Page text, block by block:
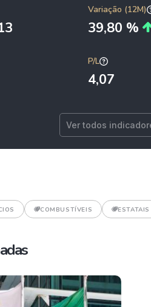
Variação (12M)
39,80 %
P/L
4,07
Ver todos
COMBUSTÍVEIS ESTATAIS